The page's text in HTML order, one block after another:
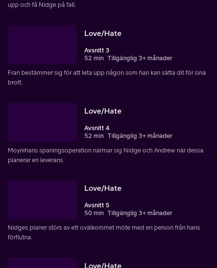
upp och få Nidge på fall.
Love/Hate
Avsnitt 3
52 min Tillgänglig 3+ månader
Fran bestämmer sig för att leta upp någon som han kan sätta dit för sina
brott.
Love/Hate
Avsnitt 4
52 min Tillgänglig 3+ månader
Moynihans spaningsoperation närmar sig Nidge och Andrew när dessa
planerar en leverans.
Love/Hate
Avsnitt 5
50 min Tillgänglig 3+ månader
Nidges planer störs av ett ovälkommet möte med en person från hans
förflutna.
Love/Hate